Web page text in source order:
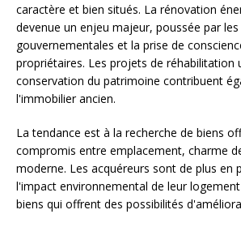
caractère et bien situés. La rénovation
devenue un enjeu majeur, poussée par
gouvernementales et la prise de
propriétaires. Les projets de réhabilitation
conservation du patrimoine contribuent
l'immobilier ancien.
La tendance est à la recherche de biens
compromis entre emplacement, charme
moderne. Les acquéreurs sont de plus en
l'impact environnemental de leur
biens qui offrent des possibilités